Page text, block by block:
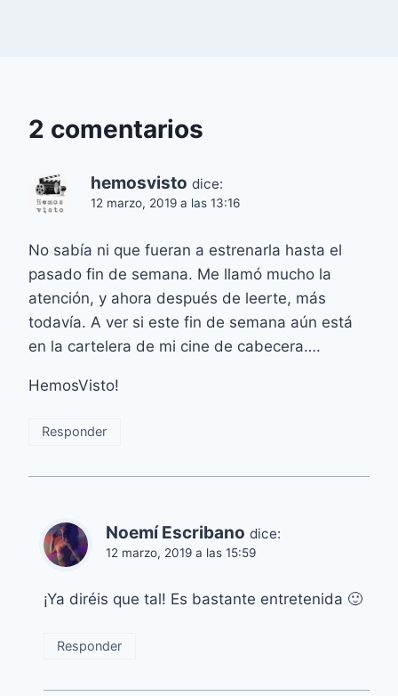
2 comentarios
hemosvisto dice:
12 marzo, 2019 a las 13:16
No sabía ni que fueran a estrenarla hasta el
pasado fin de semana. Me llamó mucho la
atención, y ahora después de leerte, más
todavía. A ver si este fin de semana aún está
en la cartelera de mi cine de cabecera….
HemosVisto!
Responder
Noemí Escribano dice:
12 marzo, 2019 a las 15:59
¡Ya diréis que tal! Es bastante entretenida 🙂
Responder